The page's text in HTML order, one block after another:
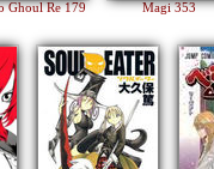
Ghoul Re 179 Magi 353